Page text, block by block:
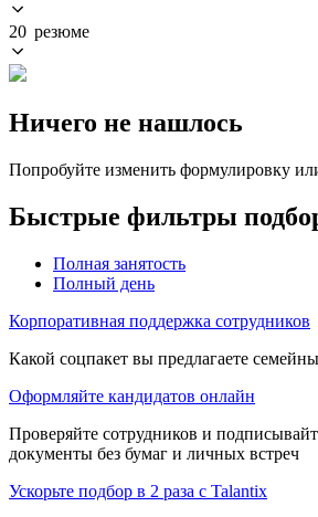
20 резюме
Ничего не нашлось
Попробуйте изменить формулировку
Быстрые фильтры
Полная занятость
Полный день
Корпоративная поддержка сотрудников
Какой соцпакет вы предлагаете
Оформляйте кандидатов онлайн
Проверяйте сотрудников и
документы без бумаг и личных встреч
Ускорьте подбор в 2 раза с Talantix